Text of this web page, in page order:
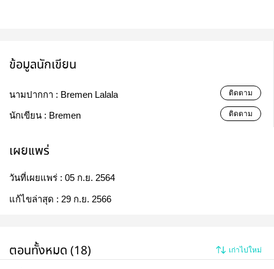
ข้อมูลนักเขียน
นามปากกา : Bremen Lalala ติดตาม
นักเขียน : Bremen ติดตาม
เผยแพร่
วันที่เผยแพร่ : 05 ก.ย. 2564
แก้ไขล่าสุด : 29 ก.ย. 2566
ตอนทั้งหมด (18) เก่าไปใหม่